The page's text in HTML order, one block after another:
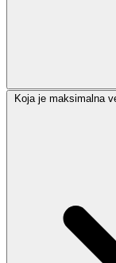
Koja je maksimalna